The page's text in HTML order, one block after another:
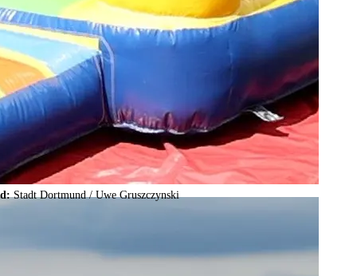
Stadt Dortmund /Uwe Gruszczynski